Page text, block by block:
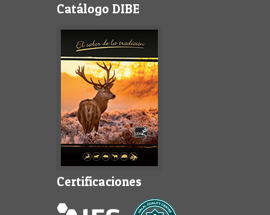
Catálogo DIBE
Certificaciones